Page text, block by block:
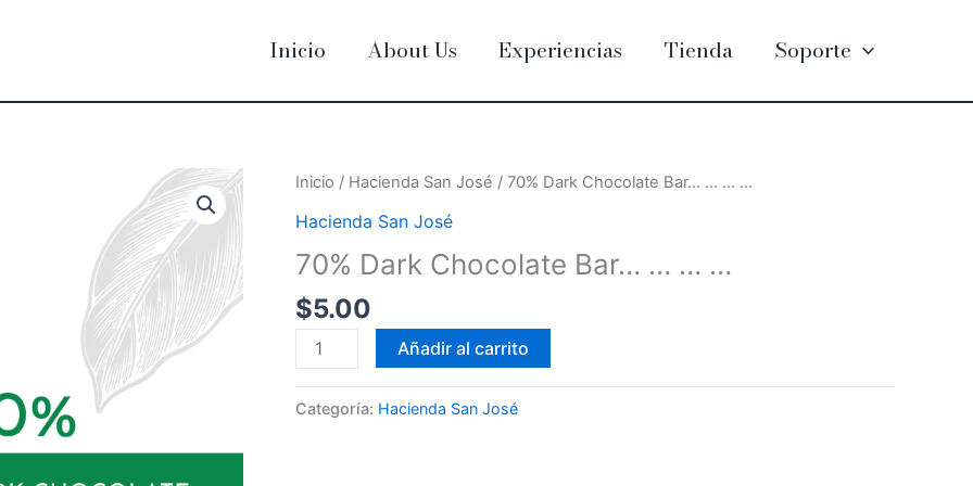
Inicio About Us Experiencias Tienda Soporte
Inicio / Hacienda San José / 70% Dark Chocolate Bar… … … …
Hacienda San José
70% Dark Chocolate Bar… … … …
$5.00
70%
Dark
Bar...
...
...
Añadir al carrito
Categoría: Hacienda San José